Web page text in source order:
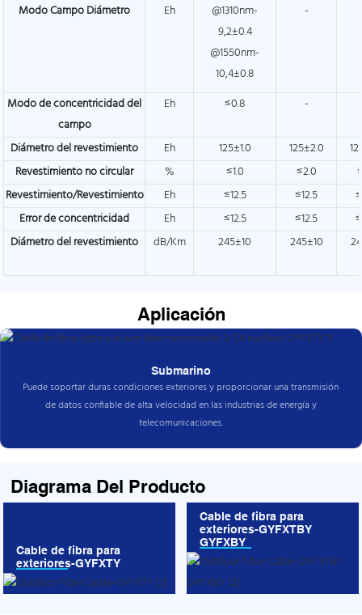
Modo Campo Diámetro Eh
@1310nm-
9,2±0.4
@1550nm-
10,4±0.8
-
Modo de concentricidad del
campo
Eh ≤0.8 -
Diámetro del revestimiento Eh 125±1.0 125±2.0
Revestimiento no circular
% ≤1.0 ≤2.0
Revestimiento/Revestimiento
Eh ≤12.5 ≤12.5
Error de concentricidad
Eh ≤12.5 ≤12.5
Diámetro del revestimiento
dB/Km 245±10 245±10
Aplicación
Submarino
Puede soportar duras condiciones exteriores y proporcionar una transmisión
de datos confiable de alta velocidad en las industrias de energía y
telecomunicaciones.
Diagrama Del Producto
Cable de fibra para
exteriores-GYFXTY
Cable de fibra para
exteriores-GYFXTBY
GYFXBY